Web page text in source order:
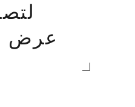
عرض